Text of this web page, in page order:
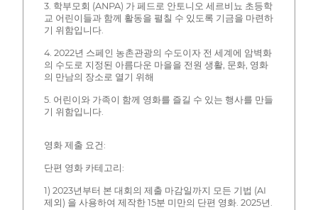
3. 학부모회 (ANPA) 가 페드로 안토니오 세르비뇨 초등학
교 어린이들과 함께 활동을 펼칠 수 있도록 기금을 마련하
기 위함입니다.
4. 2022년 스페인 농촌관광의 수도이자 전 세계에 암벽화
의 수도로 지정된 아름다운 마을을 전원 생활, 문화, 영화
의 만남의 장소로 열기 위해
5. 어린이와 가족이 함께 영화를 즐길 수 있는 행사를 만들
기 위함입니다.
영화 제출 요건:
단편 영화 카테고리:
1) 2023년부터 본 대회의 제출 마감일까지 모든 기법 (AI
제외) 을 사용하여 제작한 15분 미만의 단편 영화. 2025년.